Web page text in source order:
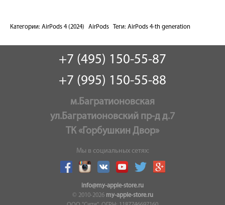
Категории: AirPods 4 (2024) AirPods Теги: AirPods 4-th generation
+7 (495) 150-55-87
+7 (995) 150-55-88
м.Багратионовская
ул.Багратионовский пр-д д.7
ТК «Горбушкин Двор»
Мы в социальных сетях:
info@my-apple-store.ru
© 2010-2026 my-apple-store.ru